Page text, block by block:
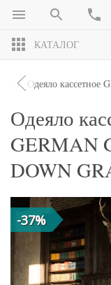
КАТАЛОГ
Одеяло кассетное
Одеяло
GERMAN
DOWN
-37%